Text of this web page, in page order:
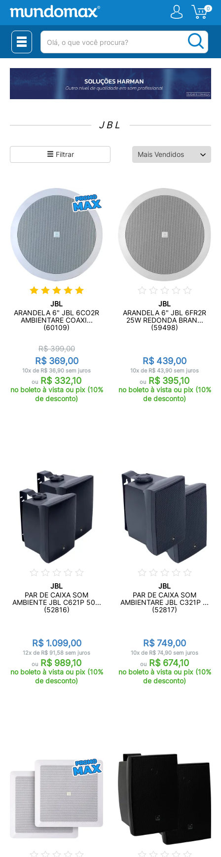
0
(pesquisar)
JBL
Filtrar
JBL
ARANDELA 6" JBL 6CO2R
AMBIENTARE COAXI...
(60109)
R$ 399,00
R$ 369,00
10x de R$ 36,90 sem juros
ou R$ 332,10
no boleto à vista ou pix (10%
de desconto)
JBL
ARANDELA 6" JBL 6FR2R
25W REDONDA BRAN...
(59498)
R$ 439,00
10x de R$ 43,90 sem juros
ou R$ 395,10
no boleto à vista ou pix (10%
de desconto)
JBL
PAR DE CAIXA SOM
AMBIENTE JBL C621P 50...
(52816)
R$ 1.099,00
12x de R$ 91,58 sem juros
ou R$ 989,10
no boleto à vista ou pix (10%
de desconto)
JBL
PAR DE CAIXA SOM
AMBIENTARE JBL C321P ...
(52817)
R$ 749,00
10x de R$ 74,90 sem juros
ou R$ 674,10
no boleto à vista ou pix (10%
de desconto)